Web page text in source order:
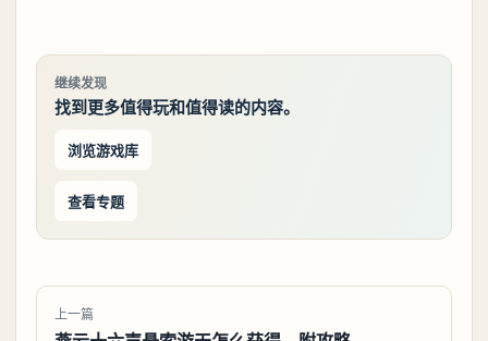
继续发现
找到更多值得玩和值得读的内容。
浏览游戏库
查看专题
上一篇